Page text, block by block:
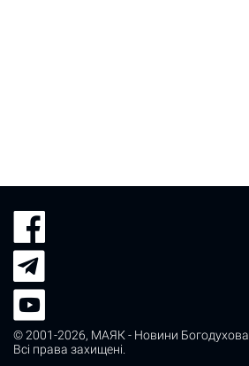
© 2001-2026, МАЯК - Новини Богодухова
Всі права захищені.